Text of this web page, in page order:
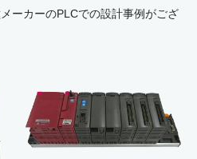
ーカーのPLCでの設計事例がござ